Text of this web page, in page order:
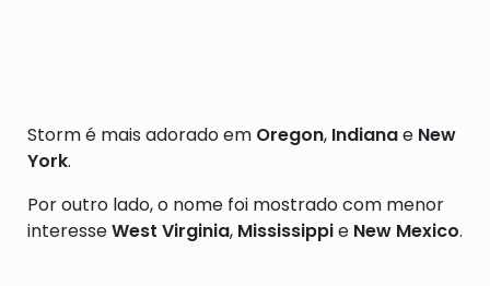
Storm é mais adorado em Oregon, Indianae New
York.
Por outro lado, o nome foi mostrado com menor
interesseWest Virginia, Mississippie New Mexico.